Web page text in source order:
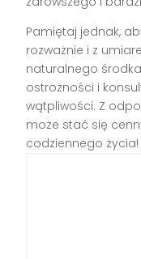
Pamiętaj jednak,
rozważnie i z
naturalnego
ostrożności i
wątpliwości. Z
może stać się
codziennego życia!